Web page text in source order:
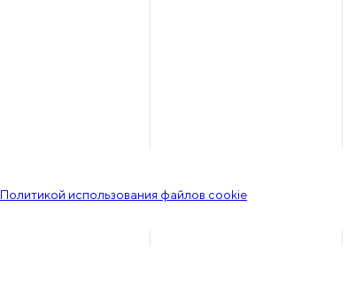
Политикой использования файлов cookie